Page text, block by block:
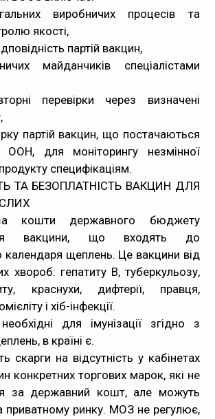
виробничих процесів та
якості,
партій вакцин,
майданчиків спеціалістами
перевірки через визначені
партій вакцин, що постачаються
ООН, для моніторингу незмінної
специфікаціям.
ТА БЕЗОПЛАТНІСТЬ ВАКЦИН ДЛЯ
кошти державного бюджету
вакцини, що входять до
календаря щеплень. Це вакцини від
хвороб: гепатиту В, туберкульозу,
краснухи, дифтерії, правця,
і хіб-інфекції.
для імунізації згідно з
в країні є.
скарги на відсутність у кабінетах
конкретних торгових марок, які не
за державний кошт, але можуть
приватному ринку. МОЗ не регулює,